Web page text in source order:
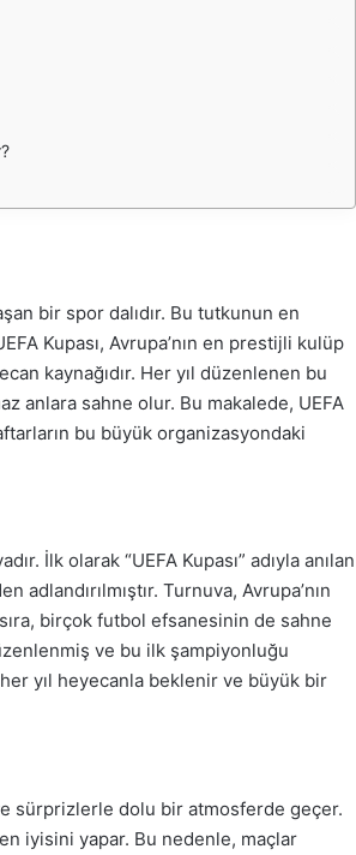
bir spor dalıdır. Bu tutkunun en
Kupası, Avrupa’nın en prestijli kulüp
kaynağıdır. Her yıl düzenlenen bu
anlara sahne olur. Bu makalede, UEFA
bu büyük organizasyondaki
İlk olarak “UEFA Kupası” adıyla anılan
adlandırılmıştır. Turnuva, Avrupa’nın
birçok futbol efsanesinin de sahne
ve bu ilk şampiyonluğu
yıl heyecanla beklenir ve büyük bir
sürprizlerle dolu bir atmosferde geçer.
iyisini yapar. Bu nedenle, maçlar